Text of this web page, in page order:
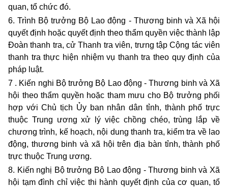
quan, tổ chức đó.
6. Trình Bộ trưởng Bộ Lao động - Thương binh và Xã hội
quyết định hoặc quyết định theo thẩm quyền việc thành lập
Đoàn thanh tra, cử Thanh tra viên, trưng tập Cộng tác viên
thanh tra thực hiện nhiệm vụ thanh tra theo quy định của
pháp luật.
7 . Kiến nghi Bộ trưởng Bộ Lao động - Thương binh và Xã
hội theo thẩm quyền hoặc tham mưu cho Bộ trưởng phối
hợp với Chủ tịch Ủy ban nhân dân tỉnh, thành phố trực
thuộc Trung ương xử lý việc chồng chéo, trùng lắp về
chương trình, kế hoạch, nội dung thanh tra, kiểm tra về lao
động, thương binh và xã hội trên địa bàn tỉnh, thành phố
trực thuộc Trung ương.
8. Kiến nghị Bộ trưởng Bộ Lao động - Thương binh và Xã
hội tạm đình chỉ việc thi hành quyết định của cơ quan, tổ